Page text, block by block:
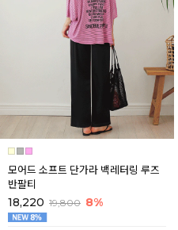
모어드 소프트 단가라 백레터링 루즈
반팔티
18,220 19,800 8%